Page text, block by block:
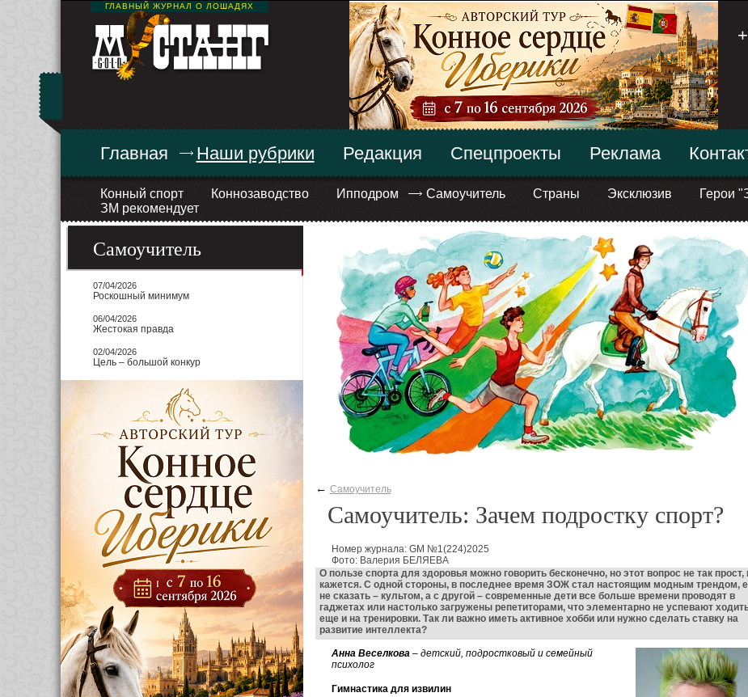
ГЛАВНЫЙ ЖУРНАЛ О ЛОШАДЯХ
Главная Наши рубрики
Конный спорт Коннозаводство Ипподром Самоучитель Страны Эксклюзив Герои
ЗМ рекомендует
Редакция Спецпроекты Реклама
Самоучитель
07/04/2026
Роскошный минимум
06/04/2026
Жестокая правда
02/04/2026
Цель – большой конкур
← Самоучитель
Самоучитель: Зачем подростку спорт?
Номер журнала: GM №1(224)2025
Фото: Валерия БЕЛЯЕВА
О пользе спорта для здоровья можно говорить бесконечно, но этот вопрос не так прост,
кажется. С одной стороны, в последнее время ЗОЖ стал настоящим модным трендом,
не сказать – культом, а с другой – современные дети все больше времени проводят в
гаджетах или настолько загружены репетиторами, что элементарно не успевают
еще и на тренировки. Так ли важно иметь активное хобби или нужно сделать ставку на
развитие интеллекта?
Анна Веселкова– детский, подростковый и семейный
психолог
Гимнастика для извилин